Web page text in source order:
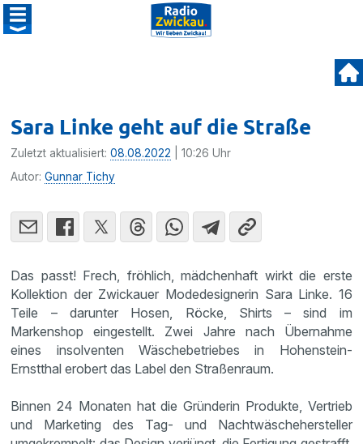
Sara Linke geht auf die Straße
Zuletzt aktualisiert:08.08.2022 | 10:26 Uhr
Autor:Gunnar Tichy
Das passt! Frech, fröhlich, mädchenhaft wirkt die erste
Kollektion der Zwickauer Modedesignerin Sara Linke. 16
Teile – darunter Hosen, Röcke, Shirts – sind im
Markenshop eingestellt. Zwei Jahre nach Übernahme
eines insolventen Wäschebetriebes in Hohenstein-
Ernstthal erobert das Label den Straßenraum.
Binnen 24 Monaten hat die Gründerin Produkte, Vertrieb
und Marketing des Tag- und Nachtwäschehersteller